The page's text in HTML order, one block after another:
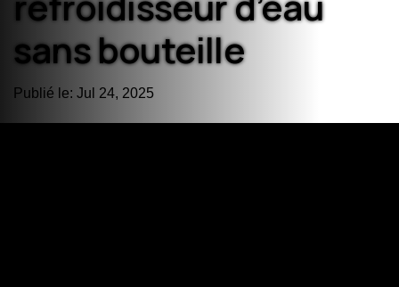
sans bouteille
Publié le: Jul 24, 2025